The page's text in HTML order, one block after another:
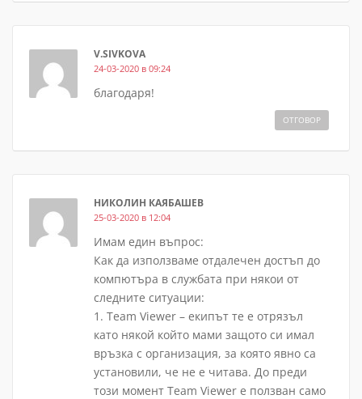
V.SIVKOVA
24-03-2020 в 09:24
благодаря!
ОТГОВОР
НИКОЛИН КАЯБАШЕВ
25-03-2020 в 12:04
Имам един въпрос:
Как да използваме отдалечен достъп до
компютъра в службата при някои от
следните ситуации:
1. Team Viewer – екипът те е отрязъл
като някой който мами защото си имал
връзка с организация, за която явно са
установили, че не е читава. До преди
този момент Team Viewer е ползван само